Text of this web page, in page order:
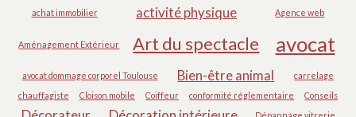
achat immobilier activité physique Agence web
Aménagement Extérieur Art du spectacle avocat
avocat dommage corporel Toulouse Bien-être animal
carrelage
chauffagiste
Cloison mobile Coiffeur conformité réglementaire Conseils